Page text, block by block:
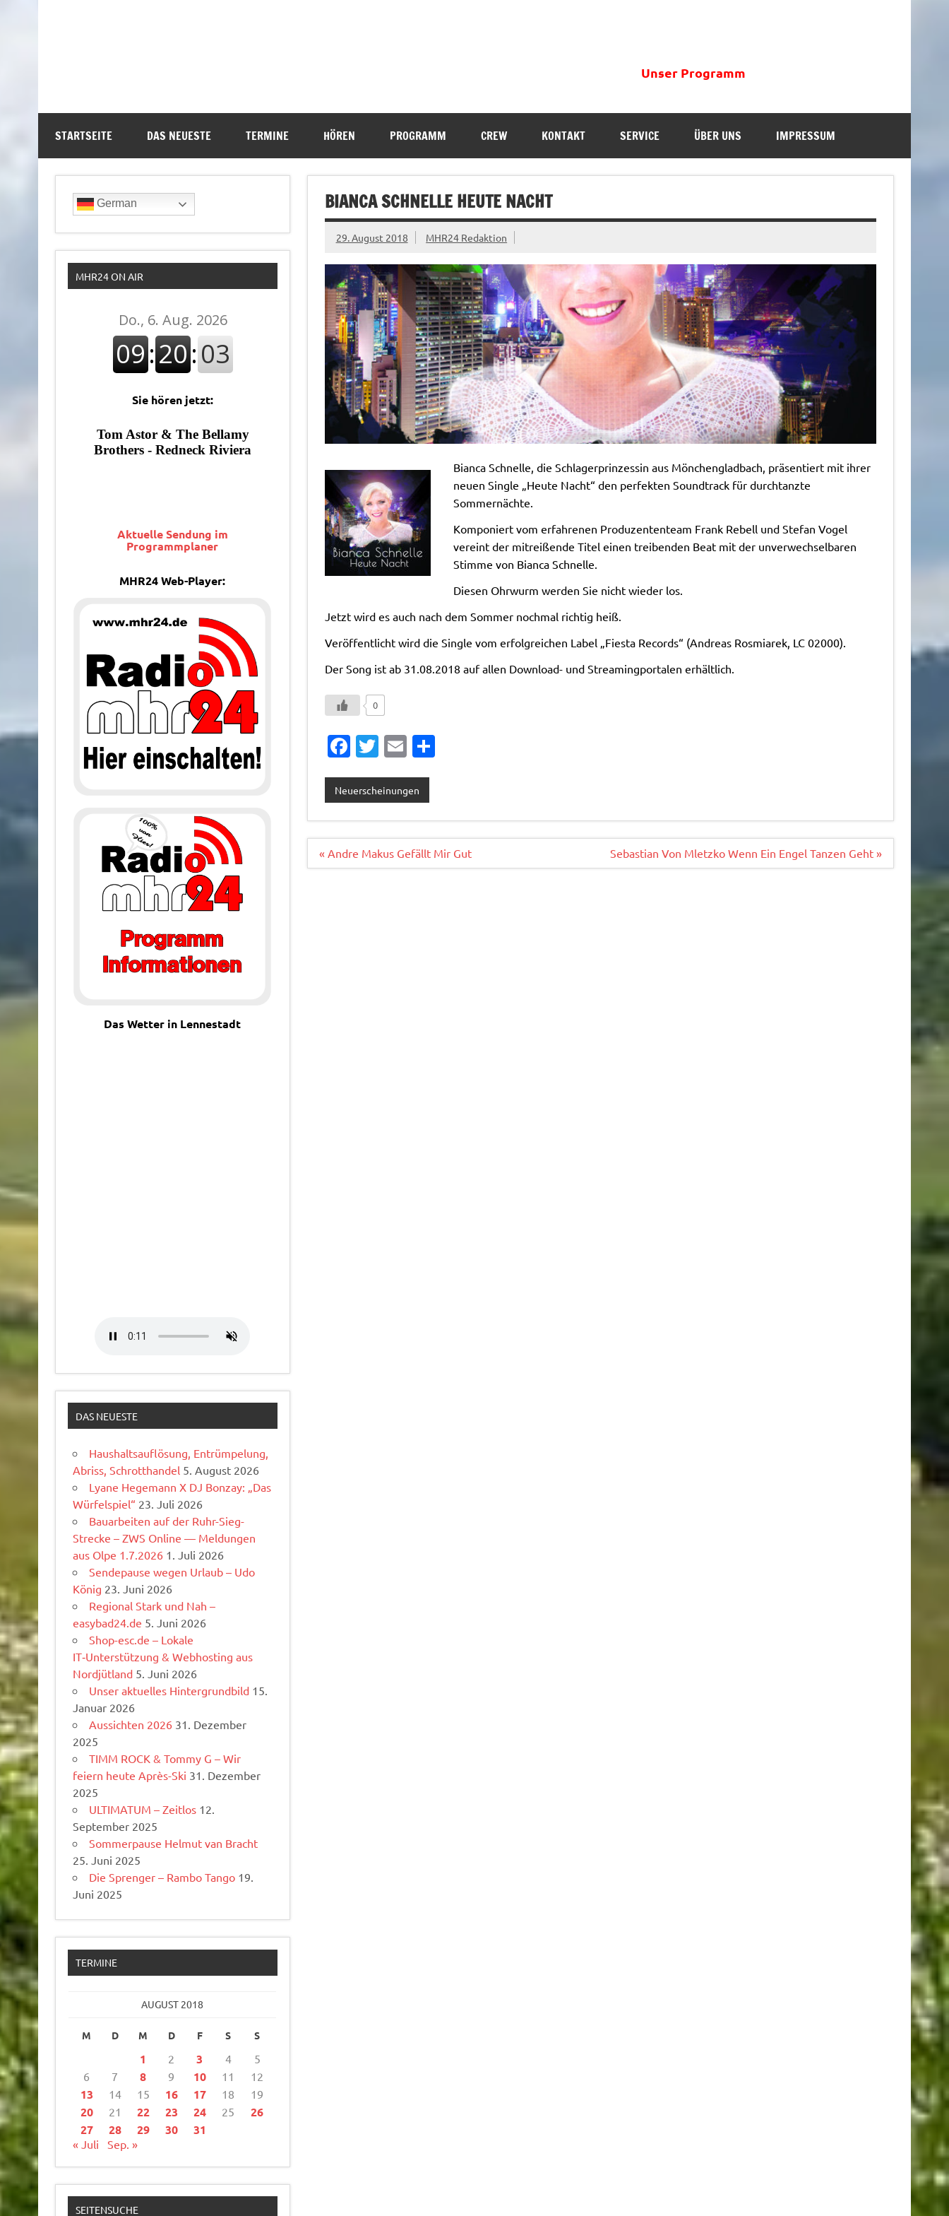
Unser Programm
STARTSEITE DAS NEUESTE TERMINE HÖREN PROGRAMM CREW KONTAKT SERVICE ÜBER UNS IMPRESSUM
BIANCA SCHNELLE HEUTE NACHT
29. August 2018 MHR24 Redaktion
Bianca Schnelle, die Schlagerprinzessin aus Mönchengladbach, präsentiert mit ihrer
neuen Single „Heute Nacht“ den perfekten Soundtrack für durchtanzte
Sommernächte.
Komponiert vom erfahrenen Produzententeam Frank Rebell und Stefan Vogel
vereint der mitreißende Titel einen treibenden Beat mit der unverwechselbaren
Stimme von Bianca Schnelle.
Diesen Ohrwurm werden Sie nicht wieder los.
Jetzt wird es auch nach dem Sommer nochmal richtig heiß.
Veröffentlicht wird die Single vom erfolgreichen Label „Fiesta Records“ (Andreas Rosmiarek, LC 02000).
Der Song ist ab 31.08.2018 auf allen Download- und Streamingportalen erhältlich.
0
Fa
e
b
o
o
T
it
te
r
E
ai
l
T
n
Neuerscheinungen
Beitragsnavigation
« Andre Makus Gefällt Mir Gut Sebastian Von Mletzko Wenn Ein Engel Tanzen Geht »
German
MHR24 ON AIR
Sie hören jetzt:
Aktuelle Sendung im
Programmplaner
MHR24 Web-Player:
Das Wetter in Lennestadt
DAS NEUESTE
Haushaltsauflösung, Entrümpelung,
Abriss, Schrotthandel 5. August 2026
Lyane Hegemann X DJ Bonzay: „Das
Würfelspiel“ 23. Juli 2026
Bauarbeiten auf der Ruhr-Sieg-
Strecke – ZWS Online — Meldungen
aus Olpe 1.7.2026 1. Juli 2026
Sendepause wegen Urlaub – Udo
König 23. Juni 2026
Regional Stark und Nah –
easybad24.de 5. Juni 2026
Shop-esc.de – Lokale
IT‑Unterstützung & Webhosting aus
Nordjütland 5. Juni 2026
Unser aktuelles Hintergrundbild 15.
Januar 2026
Aussichten 2026 31. Dezember
2025
TIMM ROCK & Tommy G – Wir
feiern heute Après-Ski 31. Dezember
2025
ULTIMATUM – Zeitlos 12.
September 2025
Sommerpause Helmut van Bracht
25. Juni 2025
Die Sprenger – Rambo Tango 19.
Juni 2025
TERMINE
AUGUST 2018
M D M D F S S
1 2 3 4
5
6
7 8 9 10 11 12
13 14 15 16 17 18 19
20 21 22 23 24 25
26
27
28 29 30 31
« Juli Sep. »
SEITENSUCHE